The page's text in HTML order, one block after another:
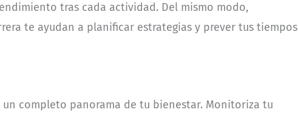
tras cada actividad. Del mismo modo,
te ayudan a planificar estrategias y prever tus tiempos
completo panorama de tu bienestar. Monitoriza tu